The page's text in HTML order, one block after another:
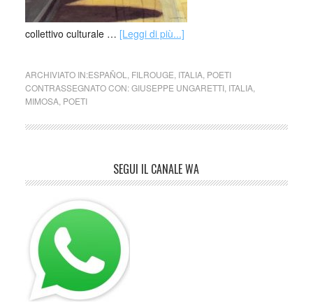
collettivo culturale … [Leggi di più...]
ARCHIVIATO IN:ESPAÑOL FILROUGE ITALIA, POETI
CONTRASSEGNATO CON:GIUSEPPE UNGARETTI, ITALIA,
MIMOSA, POETI
SEGUI IL CANALE WA